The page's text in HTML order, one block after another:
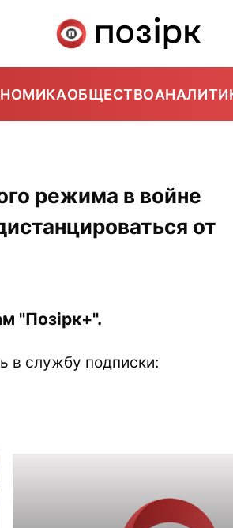
ОБЩЕСТВО
режима в войне
от
"Позірк+".
в службу подписки: